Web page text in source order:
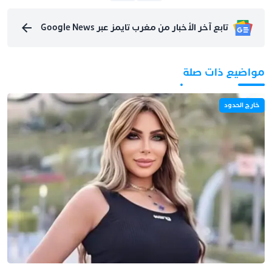
تابع آخر الأخبار من مغرب تايمز عبر Google News
مواضيع ذات صلة
خارج الحدود